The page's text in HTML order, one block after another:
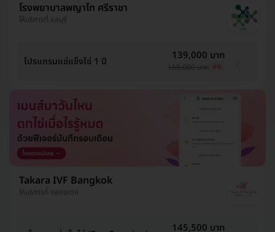
โรงพยาบาลพญาไท ศรีราชา
ให้บริการที่ ชลบุรี
โปรแกรมแช่แข็งไข่ 1 ปี 139,000 บาท
159,000 บาท -8%
Takara IVF Bangkok
ให้บริการที่ คลองเตย
145,500 บาท